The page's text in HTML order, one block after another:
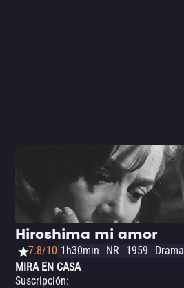
Hiroshima mi amor
7.8/10 1h30min NR 1959
Drama
MIRA EN CASA
Suscripción: